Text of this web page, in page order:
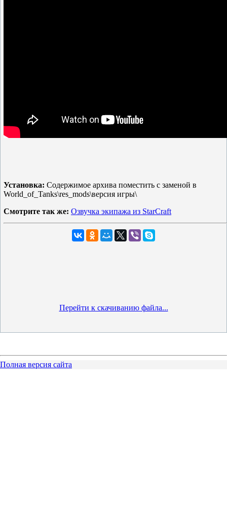
Установка: Содержимое архива поместить с заменой в
World_of_Tanks\res_mods\версия игры\
Смотрите так же: Озвучка экипажа из StarCraft
Перейти к скачиванию файла...
Полная версия сайта